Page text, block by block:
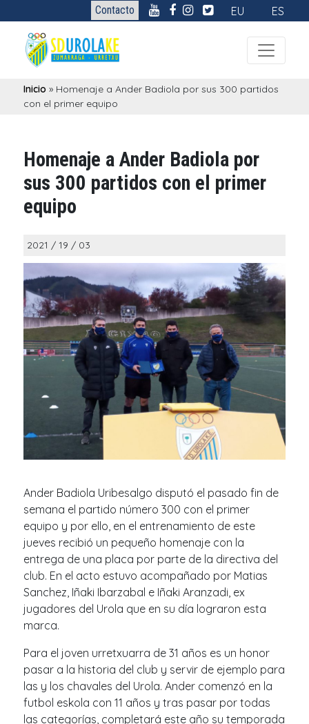
Contacto EU ES
Inicio » Homenaje a Ander Badiola por sus 300 partidos
con el primer equipo
Homenaje a Ander Badiola por
sus 300 partidos con el primer
equipo
2021 / 19 / 03
Ander Badiola Uribesalgo disputó el pasado fin de
semana el partido número 300 con el primer
equipo y por ello, en el entrenamiento de este
jueves recibió un pequeño homenaje con la
entrega de una placa por parte de la directiva del
club. En el acto estuvo acompañado por Matias
Sanchez, Iñaki Ibarzabal e Iñaki Aranzadi, ex
jugadores del Urola que en su día lograron esta
marca.
Para el joven urretxuarra de 31 años es un honor
pasar a la historia del club y servir de ejemplo para
las y los chavales del Urola. Ander comenzó en la
futbol eskola con 11 años y tras pasar por todas
las categorías, completará este año su temporada